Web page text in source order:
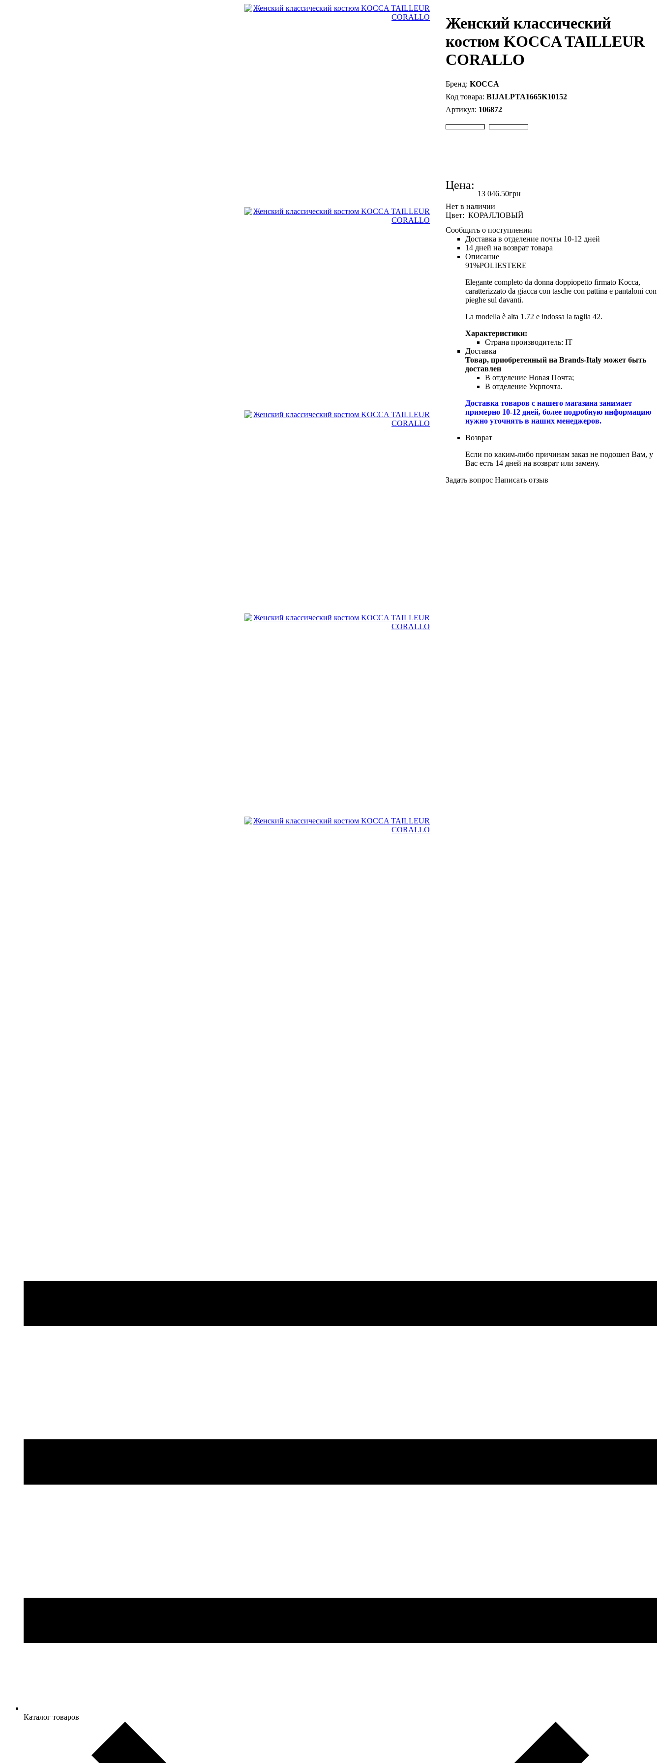
Женский классический
костюм KOCCA TAILLEUR
CORALLO
KOCCA
BIJALPTA1665K10152
106872
Цена:
13 046.50грн
Цвет: КОРАЛЛОВЫЙ
Сообщить о поступлении
Доставка в отделение почты 10-12 дней
14 дней на возврат товара
Описание
91%POLIESTERE
Elegante completo da donna doppiopetto firmato Kocca,
caratterizzato da giacca con tasche con pattina e pantaloni con
pieghe sul davanti.
La modella è alta 1.72 e indossa la taglia 42.
Характеристики:
Страна производитель:IT
Доставка
Товар, приобретенный на Brands-Italy может быть
доставлен
В отделение Новая Почта;
В отделение Укрпочта.
Доставка товаров с нашего магазина занимает
примерно 10-12 дней, более подробную информацию
нужно уточнять в наших менеджеров.
Возврат
Если по каким-либо причинам заказ не подошел Вам, у
Вас есть 14 дней на возврат или замену.
Задать вопрос Написать отзыв
Каталог товаров